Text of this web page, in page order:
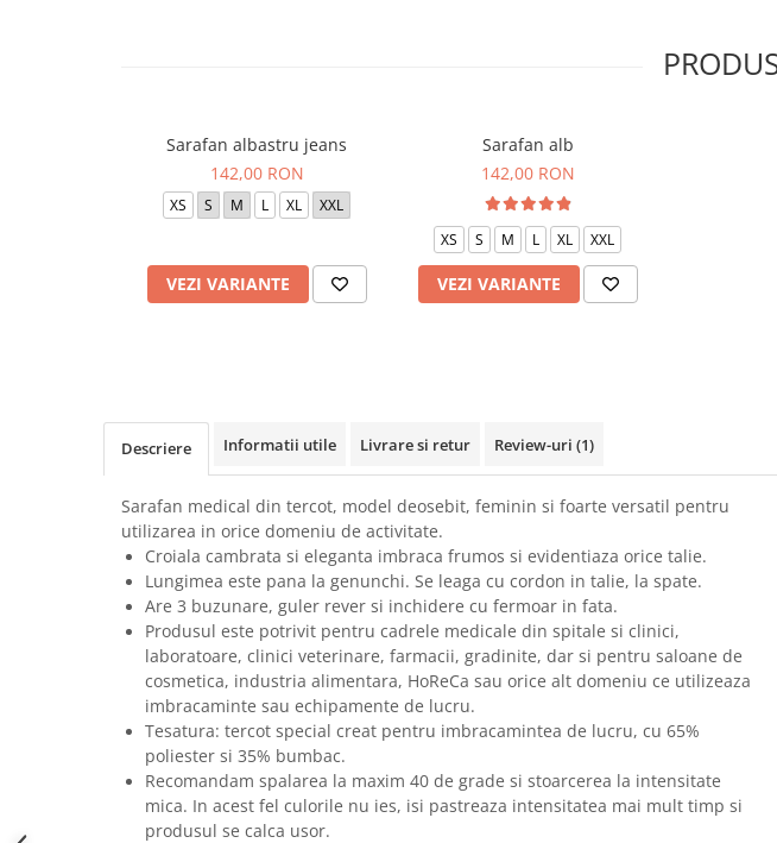
Sarafan albastru jeans
142,00 RON
XS S M L XL XXL
VEZI VARIANTE
Sarafan alb
142,00 RON
XS S M L XL XXL
VEZI VARIANTE
Descriere Informatii utile Livrare si retur Review-uri (1)
Sarafan medical din tercot, model deosebit, feminin si foarte versatil pentru
utilizarea in orice domeniu de activitate.
Croiala cambrata si eleganta imbraca frumos si evidentiaza orice talie.
Lungimea este pana la genunchi. Se leaga cu cordon in talie, la spate.
Are 3 buzunare, guler rever si inchidere cu fermoar in fata.
Produsul este potrivit pentru cadrele medicale din spitale si clinici,
laboratoare, clinici veterinare, farmacii, gradinite, dar si pentru saloane de
cosmetica, industria alimentara, HoReCa sau orice alt domeniu ce utilizeaza
imbracaminte sau echipamente de lucru.
Tesatura: tercot special creat pentru imbracamintea de lucru, cu 65%
poliester si 35% bumbac.
Recomandam spalarea la maxim 40 de grade si stoarcerea la intensitate
mica. In acest fel culorile nu ies, isi pastreaza intensitatea mai mult timp si
produsul se calca usor.